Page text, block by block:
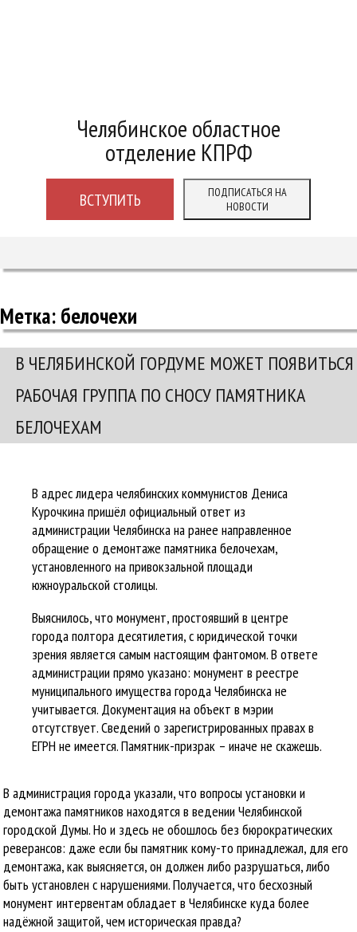
Челябинское областное
отделение КПРФ
ВСТУПИТЬ
ПОДПИСАТЬСЯ НА
НОВОСТИ
Метка: белочехи
В ЧЕЛЯБИНСКОЙ ГОРДУМЕ МОЖЕТ ПОЯВИТЬСЯ
РАБОЧАЯ ГРУППА ПО СНОСУ ПАМЯТНИКА
БЕЛОЧЕХАМ
В адрес лидера челябинских коммунистов Дениса
Курочкина пришёл официальный ответ из
администрации Челябинска на ранее направленное
обращение о демонтаже памятника белочехам,
установленного на привокзальной площади
южноуральской столицы.
Выяснилось, что монумент, простоявший в центре
города полтора десятилетия, с юридической точки
зрения является самым настоящим фантомом. В ответе
администрации прямо указано: монумент в реестре
муниципального имущества города Челябинска не
учитывается. Документация на объект в мэрии
отсутствует. Сведений о зарегистрированных правах в
ЕГРН не имеется. Памятник-призрак – иначе не скажешь.
В администрация города указали, что вопросы установки и
демонтажа памятников находятся в ведении Челябинской
городской Думы. Но и здесь не обошлось без бюрократических
реверансов: даже если бы памятник кому-то принадлежал, для его
демонтажа, как выясняется, он должен либо разрушаться, либо
быть установлен с нарушениями. Получается, что бесхозный
монумент интервентам обладает в Челябинске куда более
надёжной защитой, чем историческая правда?